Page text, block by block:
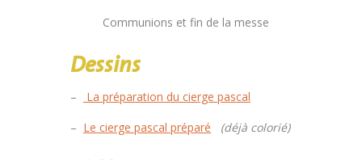
Communions et fin de la messe
Dessins
–
La préparation du cierge pascal
– Le cierge pascal préparé (déjà colorié)